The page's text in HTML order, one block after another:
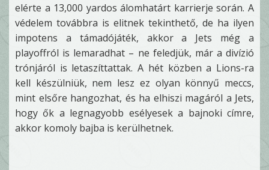
elérte a 13,000 yardos álomhatárt karrierje során. A
védelem továbbra is elitnek tekinthető, de ha ilyen
impotens a támadójáték, akkor a Jets még a
playoffról is lemaradhat – ne feledjük, már a divízió
trónjáról is letaszíttattak. A hét közben a Lions-ra
kell készülniük, nem lesz ez olyan könnyű meccs,
mint elsőre hangozhat, és ha elhiszi magáról a Jets,
hogy ők a legnagyobb esélyesek a bajnoki címre,
akkor komoly bajba is kerülhetnek.